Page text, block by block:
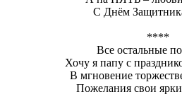
С Днём
****
Все остальные
Хочу я папу с
В мгновение
Пожелания свои